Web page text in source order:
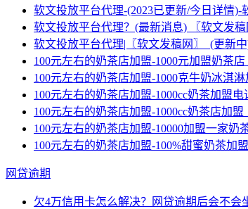
软文投放平台代理-(2023已更新/今日详情)-
软文投放平台代理？(最新消息) 〖软文发稿
软文投放平台代理|〖软文发稿网〗_(更新
100元左右的奶茶店加盟-1000元加盟奶茶店
100元左右的奶茶店加盟-1000克牛奶冰淇淋
100元左右的奶茶店加盟-1000cc奶茶加盟电
100元左右的奶茶店加盟-1000cc奶茶店加盟
100元左右的奶茶店加盟-10000加盟一家奶
100元左右的奶茶店加盟-100%甜蜜奶茶加
网贷逾期
欠4万信用卡怎么解决？网贷逾期后会不会